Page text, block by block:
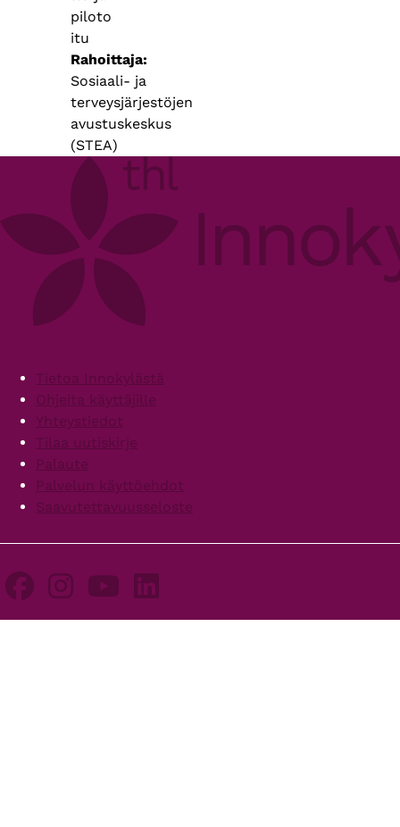
piloto
itu
Rahoittaja
Sosiaali- ja
terveysjärjestöjen
avustuskeskus
(STEA)
FooterTietoa Innokylästä
Ohjeita käyttäjille
Yhteystiedot
Tilaa uutiskirje
Palaute
Palvelun käyttöehdot
Saavutettavuusseloste